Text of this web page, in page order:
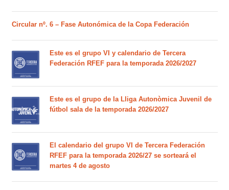
Circular nº. 6 – Fase Autonómica de la Copa Federación
Este es el grupo VI y calendario de Tercera
Federación RFEF para la temporada 2026/2027
Este es el grupo de la Lliga Autonòmica Juvenil de
fútbol sala de la temporada 2026/2027
El calendario del grupo VI de Tercera Federación
RFEF para la temporada 2026/27 se sorteará el
martes 4 de agosto